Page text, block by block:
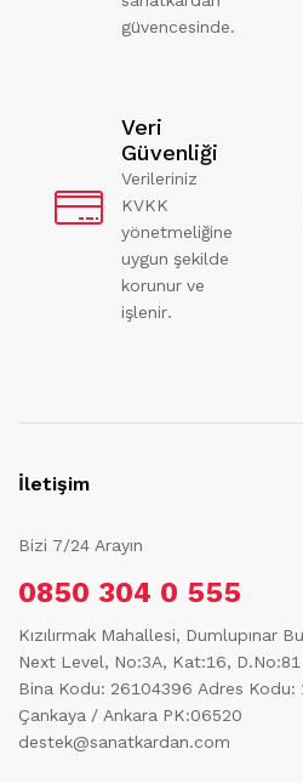
güvencesinde.
Veri
Güvenliği
Verileriniz
KVKK
yönetmeliğine
uygun şekilde
korunur ve
işlenir.
İletişim
Bizi 7/24 Arayın
0850 304 0 555
Kızılırmak Mahallesi, Dumlupınar
Next Level, No:3A, Kat:16, D.No:81
Bina Kodu: 26104396 Adres Kodu:
Çankaya / Ankara PK:06520
destek@sanatkardan.com